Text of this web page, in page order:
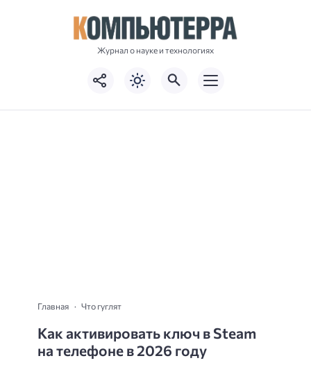
Журнал о науке и технологиях
Главная Что гуглят
Как активировать ключ в Steam
на телефоне в 2026 году